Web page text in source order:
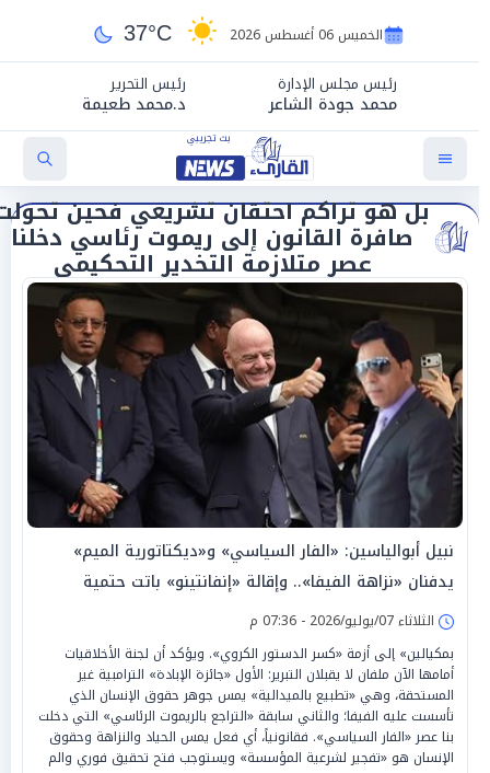
الخميس 06 أغسطس 2026 37°C
رئيس مجلس الإدارة
محمد جودة الشاعر
رئيس التحرير
د.محمد طعيمة
بل هو تراكم احتقان تشريعي فحين تحولت
صافرة القانون إلى ريموت رئاسي دخلنا
عصر متلازمة التخدير التحكيمي
نبيل أبوالياسين: «الفار السياسي» و«ديكتاتورية الميم»
يدفنان «نزاهة الفيفا».. وإقالة «إنفانتينو» باتت حتمية
الثلاثاء 07/يوليو/2026 - 07:36 م
بمكيالين» إلى أزمة «كسر الدستور الكروي». ويؤكد أن لجنة الأخلاقيات
أمامها الآن ملفان لا يقبلان التبرير: الأول «جائزة الإبادة» الترامبية غير
المستحقة، وهي «تطبيع بالميدالية» يمس جوهر حقوق الإنسان الذي
تأسست عليه الفيفا؛ والثاني سابقة «التراجع بالريموت الرئاسي» التي دخلت
بنا عصر «الفار السياسي». فقانونياً، أي فعل يمس الحياد والنزاهة وحقوق
الإنسان هو «تفجير لشرعية المؤسسة» ويستوجب فتح تحقيق فوري والم